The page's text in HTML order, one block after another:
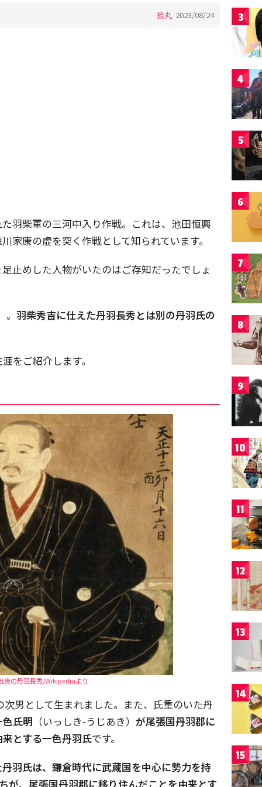
拾丸 2023/08/24
羽柴軍の三河中入り作戦。これは、池田恒興
家康の虚を突く作戦として知られています。
止めした人物がいたのはご存知だったでしょ
羽柴秀吉に仕えた丹羽長秀とは別の丹羽氏の
をご紹介します。
身の丹羽長秀/Wikipediaより
男として生まれました。また、氏重のいた丹
氏明 （いっしき-うじあき） が尾張国丹羽郡に
とする一色丹羽氏です。
羽氏は、鎌倉時代に武蔵国を中心に勢力を持
が、尾張国丹羽郡に移り住んだことを由来とす
3
4
5
6
7
8
9
10
11
12
13
14
15